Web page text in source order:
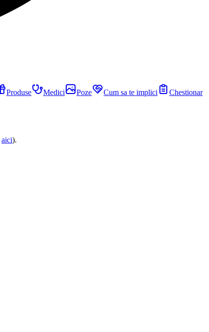
Produse Medici Poze Cum sa te implici
Chestionar
aici).